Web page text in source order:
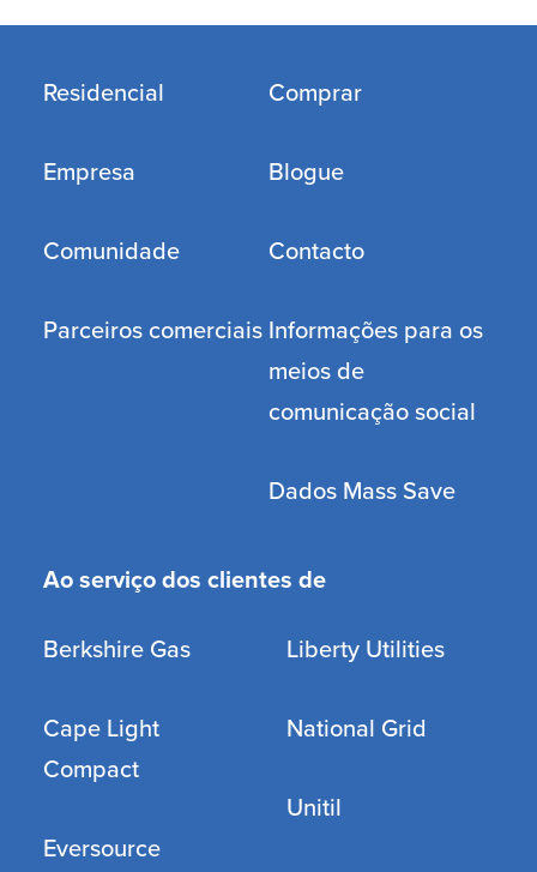
Residencial
Empresa
Comunidade
Parceiros comerciais
Comprar
Blogue
Contacto
Informações para os
meios de
comunicação social
Dados Mass Save
Ao serviço dos clientes de
Berkshire Gas
Cape Light
Compact
Eversource
Liberty Utilities
National Grid
Unitil